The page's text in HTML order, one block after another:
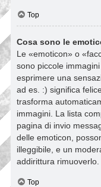
Top
Cosa sono le
Le «emoticon» o
sono piccole
esprimere una
ad es. :) significa
trasforma
immagini. La lista
pagina di invio
delle emoticon,
illeggibile, e un
addirittura rimuoverlo.
Top